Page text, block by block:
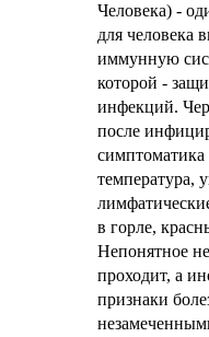
Человека) -
для человека
иммунную
которой -
инфекций.
после
температура,
в горле,
Непонятное
проходит, а
признаки